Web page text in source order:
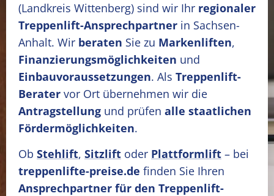
(Landkreis Wittenberg) sind wir Ihr regionaler
Treppenlift-Ansprechpartner in Sachsen-
Anhalt. Wir beraten Sie zu Markenliften,
Finanzierungsmöglichkeiten und
Einbauvoraussetzungen. Als Treppenlift-
Berater vor Ort übernehmen wir die
Antragstellung und prüfen alle staatlichen
Fördermöglichkeiten.
Ob Stehlift, Sitzlift oder Plattformlift – bei
treppenlifte-preise.de finden Sie Ihren
Ansprechpartner für den Treppenlift-